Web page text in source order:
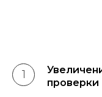
проверки